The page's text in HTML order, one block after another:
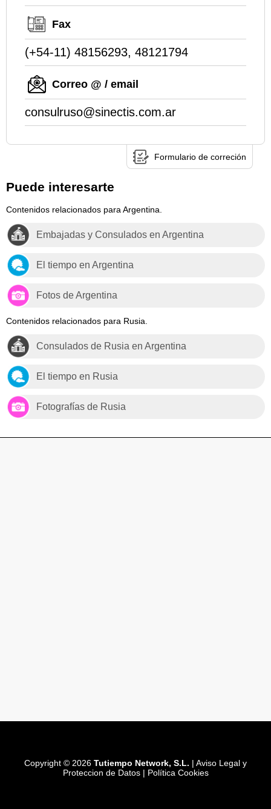
Fax
(+54-11) 48156293, 48121794
Correo @ / email
consulruso@sinectis.com.ar
Formulario de correción
Puede interesarte
Contenidos relacionados para Argentina.
Embajadas y Consulados en Argentina
El tiempo en Argentina
Fotos de Argentina
Contenidos relacionados para Rusia.
Consulados de Rusia en Argentina
El tiempo en Rusia
Fotografías de Rusia
Copyright © 2026 Tutiempo Network, S.L. | Aviso Legal y
Proteccion de Datos| Política Cookies